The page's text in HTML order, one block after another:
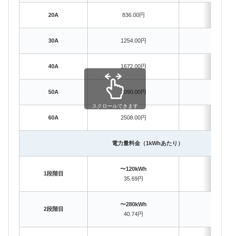
20A 836.00円
30A 1254.00円
40A 1672.00円
50A 2090.00円
60A 2508.00円
電力量料金（1kWhあたり）
1段階目
〜120kWh
35.69円
2段階目
〜280kWh
40.74円
スクロールできます